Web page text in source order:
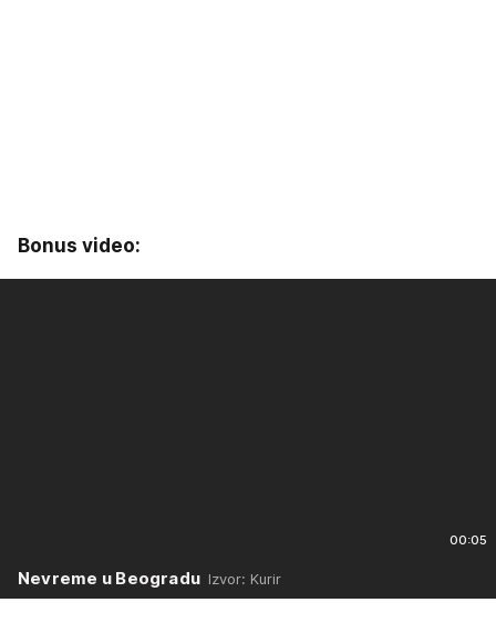
Bonus video:
00:05
Nevreme u Beogradu Izvor: Kurir